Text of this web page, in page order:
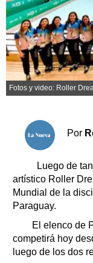
Sociedad y tiempo
libre
Cartón Lleno
Fúnebres
Horóscopo
Suplementos
Servicios
Fotos y video: Roller
Por
Luego de
artístico Roller
Mundial de la
Paraguay.
El elenco de
competirá hoy
luego de los dos